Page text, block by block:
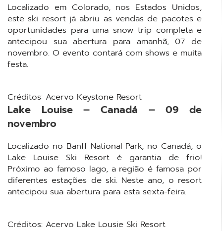
Localizado em Colorado, nos Estados Unidos,
este ski resort já abriu as vendas de pacotes e
oportunidades para uma snow trip completa e
antecipou sua abertura para amanhã, 07 de
novembro. O evento contará com shows e muita
festa.
Créditos: Acervo Keystone Resort
Lake Louise – Canadá – 09 de
novembro
Localizado no Banff National Park, no Canadá, o
Lake Louise Ski Resort é garantia de frio!
Próximo ao famoso lago, a região é famosa por
diferentes estações de ski. Neste ano, o resort
antecipou sua abertura para esta sexta-feira.
Créditos: Acervo Lake Lousie Ski Resort